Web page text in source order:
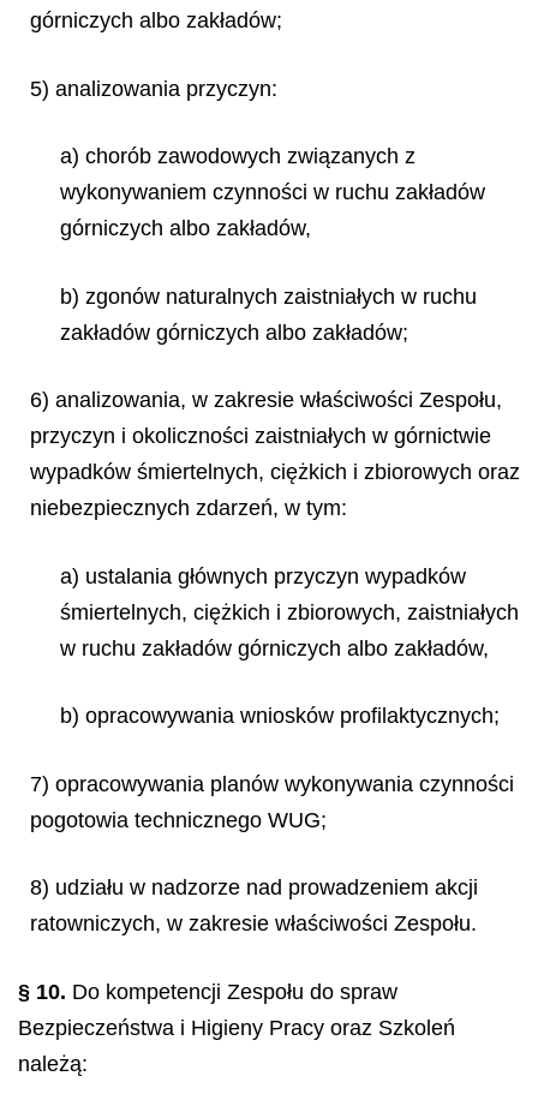
górniczych albo zakładów;
5) analizowania przyczyn:
a) chorób zawodowych związanych z
wykonywaniem czynności w ruchu zakładów
górniczych albo zakładów,
b) zgonów naturalnych zaistniałych w ruchu
zakładów górniczych albo zakładów;
6) analizowania, w zakresie właściwości Zespołu,
przyczyn i okoliczności zaistniałych w górnictwie
wypadków śmiertelnych, ciężkich i zbiorowych oraz
niebezpiecznych zdarzeń, w tym:
a) ustalania głównych przyczyn wypadków
śmiertelnych, ciężkich i zbiorowych, zaistniałych
w ruchu zakładów górniczych albo zakładów,
b) opracowywania wniosków profilaktycznych;
7) opracowywania planów wykonywania czynności
pogotowia technicznego WUG;
8) udziału w nadzorze nad prowadzeniem akcji
ratowniczych, w zakresie właściwości Zespołu.
§ 10. Do kompetencji Zespołu do spraw
Bezpieczeństwa i Higieny Pracy oraz Szkoleń
należą: